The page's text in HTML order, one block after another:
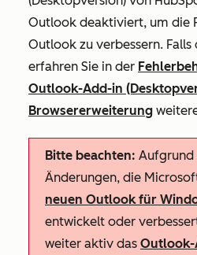
Outlook deaktiviert, um die
Outlook zu verbessern. Falls
erfahren Sie in der
Outlook-Add-in
Browsererweiterung
Bitte beachten: Aufgrund
Änderungen, die
neuen Outlook für
entwickelt oder
weiter aktiv das Outlook-